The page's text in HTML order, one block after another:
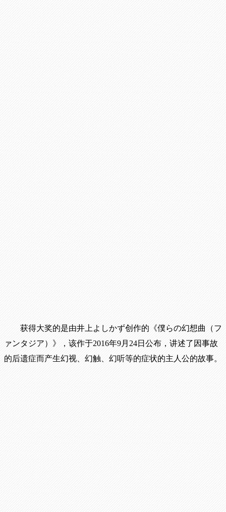
获得大奖的是由井上よしかず创作的《僕らの幻想曲（フ
ァンタジア）》，该作于2016年9月24日公布，讲述了因事故
的后遗症而产生幻视、幻触、幻听等的症状的主人公的故事。